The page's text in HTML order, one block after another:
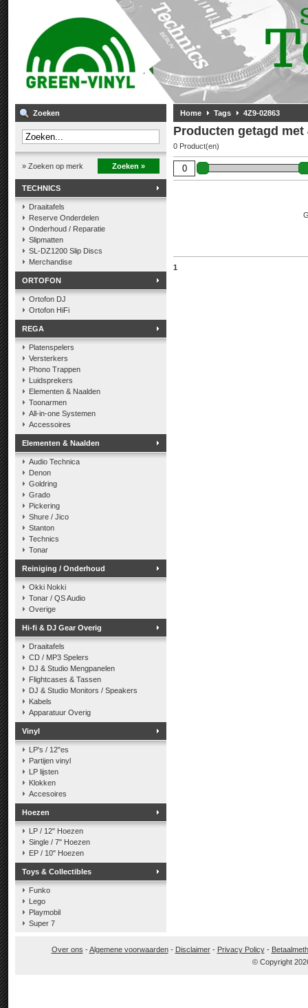
Zoeken
» Zoeken op merk Zoeken »
TECHNICS
Draaitafels
Reserve Onderdelen
Onderhoud / Reparatie
Slipmatten
SL-DZ1200 Slip Discs
Merchandise
ORTOFON
Ortofon DJ
Ortofon HiFi
REGA
Platenspelers
Versterkers
Phono Trappen
Luidsprekers
Elementen & Naalden
Toonarmen
All-in-one Systemen
Accessoires
Elementen & Naalden
Audio Technica
Denon
Goldring
Grado
Pickering
Shure / Jico
Stanton
Technics
Tonar
Reiniging / Onderhoud
Okki Nokki
Tonar / QS Audio
Overige
Hi-fi & DJ Gear Overig
Draaitafels
CD / MP3 Spelers
DJ & Studio Mengpanelen
Flightcases & Tassen
DJ & Studio Monitors / Speakers
Kabels
Apparatuur Overig
Vinyl
LP's / 12"es
Partijen vinyl
LP lijsten
Klokken
Accesoires
Hoezen
LP / 12" Hoezen
Single / 7" Hoezen
EP / 10" Hoezen
Toys & Collectibles
Funko
Lego
Playmobil
Super 7
Home Tags 4Z9-02863
Producten getagd met
0 Product(en)
1
Over ons -Algemene voorwaarden- Disclaimer- Privacy Policy-
© Copyright